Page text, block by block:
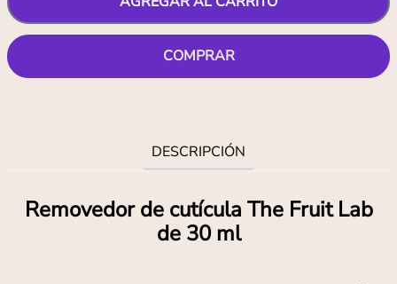
COMPRAR
DESCRIPCIÓN
Removedor de cutícula The Fruit Lab
de 30 ml